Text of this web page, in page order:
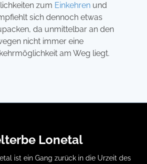
zum Einkehren und
sich dennoch etwas
da unmittelbar an den
nicht immer eine
am Weg liegt.
Lonetal
ist ein Gang zurück in die Urzeit des